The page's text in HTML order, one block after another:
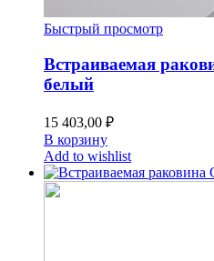
Быстрый просмотр
Встраиваемая
белый
15 403,00 ₽
В корзину
Add to wishlist